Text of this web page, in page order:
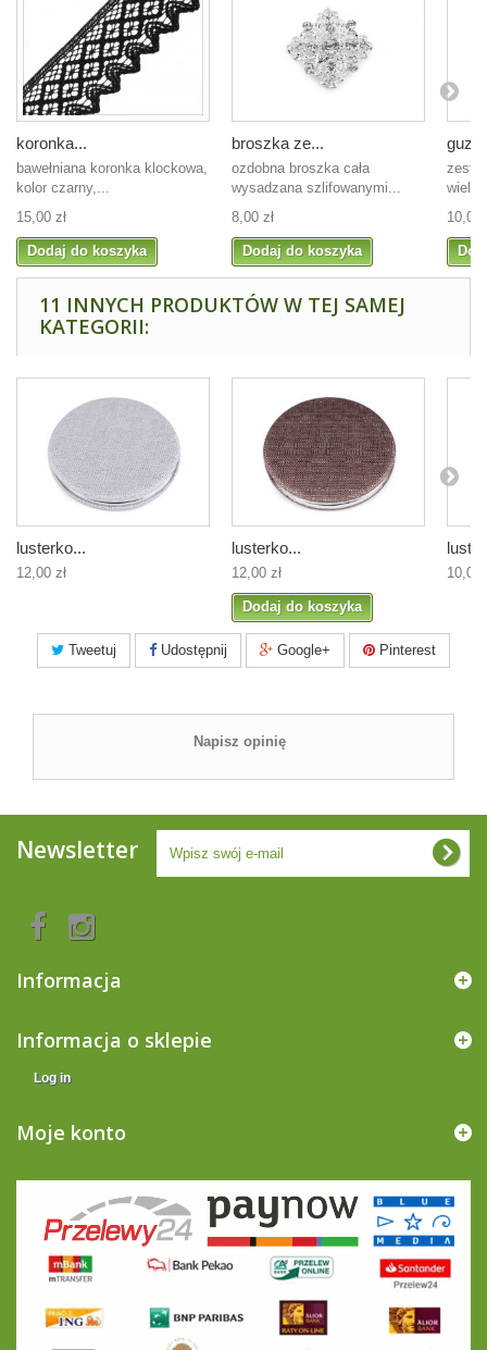
koronka...
bawełniana koronka klockowa,
kolor czarny,...
15,00 zł
Dodaj do koszyka
broszka ze...
ozdobna broszka cała
wysadzana szlifowanymi...
8,00 zł
Dodaj do koszyka
10,00
11 INNYCH PRODUKTÓW W TEJ SAMEJ
KATEGORII:
lusterko...
12,00 zł
lusterko...
12,00 zł
Dodaj do koszyka
10,00
Tweetuj Udostępnij Google+ Pinterest
Napisz opinię
Newsletter
Informacja
Informacja o sklepie
Log in
Moje konto